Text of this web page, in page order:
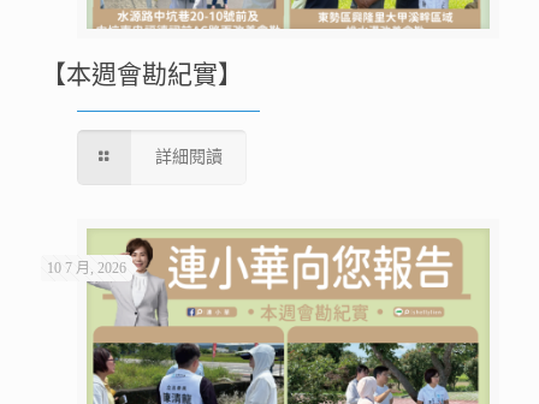
【本週會勘紀實】
詳細閱讀
10 7 月, 2026